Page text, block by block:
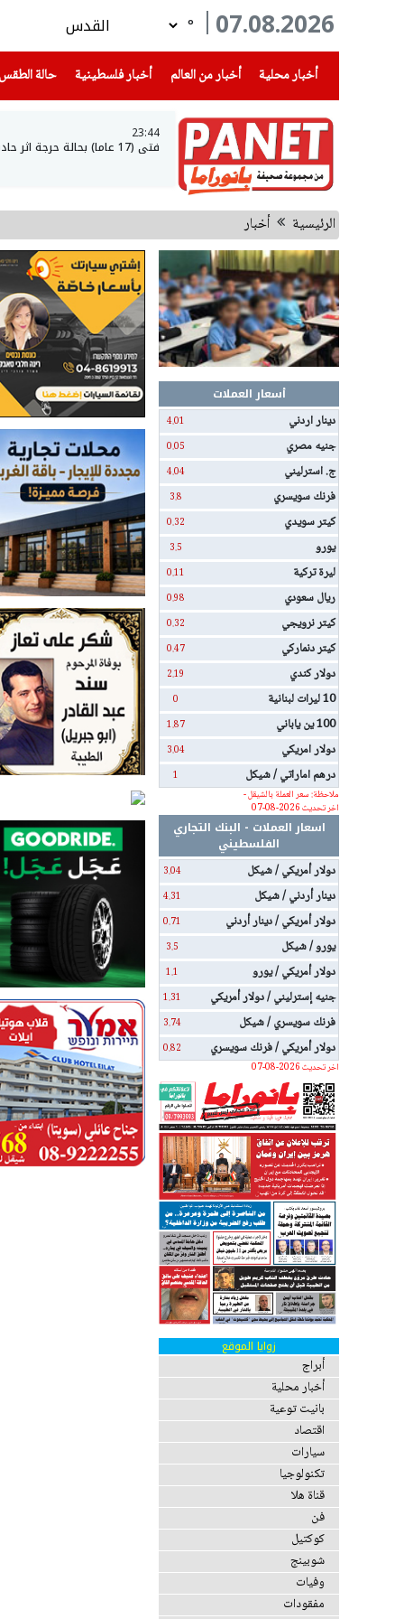
07.08.2026
°
أخبار محلية
(current) أخبار من العالم أخبار فلسطينية(current) حالة الطقس
23:44
فتى (17 عاما) بحالة حرجة اثر حادث طرق في عرعرة النقب
الرئيسية أخبار
أسعار العملات
دينار اردني
4.01
جنيه مصري 0.05
ج. استرليني 4.04
فرنك سويسري 3.8
كيتر سويدي 0.32
يورو 3.5
ليرة تركية 0.11
ريال سعودي 0.98
كيتر نرويجي 0.32
كيتر دنماركي 0.47
دولار كندي 2.19
10 ليرات لبنانية 0
100 ين ياباني 1.87
دولار امريكي 3.04
درهم اماراتي / شيكل
1
ملاحظة: سعر العملة بالشيقل -
اخر تحديث 2026-08-07
اسعار العملات - البنك التجاري
الفلسطيني
دولار أمريكي / شيكل
3.04
دينار أردني / شيكل 4.31
دولار أمريكي / دينار أردني 0.71
يورو / شيكل 3.5
دولار أمريكي / يورو 1.1
جنيه إسترليني / دولار أمريكي 1.31
فرنك سويسري / شيكل 3.74
دولار أمريكي / فرنك سويسري
0.82
اخر تحديث 2026-08-07
زوايا الموقع
أبراج
أخبار محلية
بانيت توعية
اقتصاد
سيارات
تكنولوجيا
قناة هلا
فن
كوكتيل
شوبينج
وفيات
مفقودات